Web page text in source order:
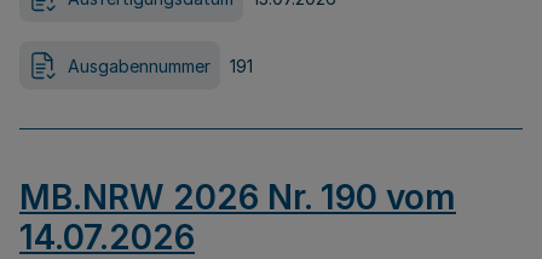
Ausgabennummer 191
MB.NRW 2026 Nr. 190 vom
14.07.2026